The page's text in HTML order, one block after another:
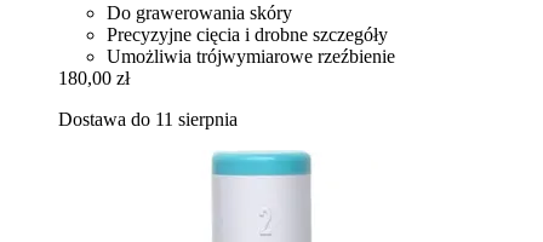
Do grawerowania skóry
Precyzyjne cięcia i drobne szczegóły
Umożliwia trójwymiarowe rzeźbienie
180,00 zł
Dostawa do 11 sierpnia